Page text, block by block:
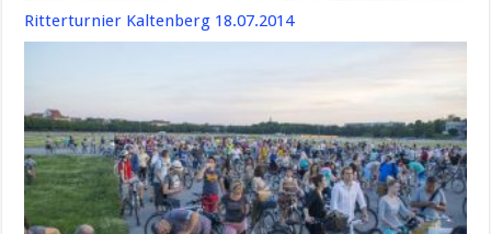
Ritterturnier Kaltenberg 18.07.2014